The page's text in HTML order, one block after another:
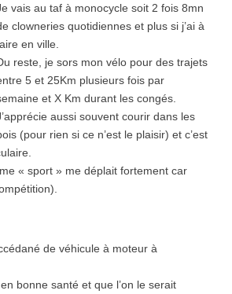
vais au taf à monocycle soit 2 fois 8mn
clowneries quotidiennes et plus si j’ai à
en ville.
reste, je sors mon vélo pour des trajets
5 et 25Km plusieurs fois par
et X Km durant les congés.
aussi souvent courir dans les
(pour rien si ce n’est le plaisir) et c’est
« sport » me déplait fortement car
de véhicule à moteur à
bonne santé et que l’on le serait